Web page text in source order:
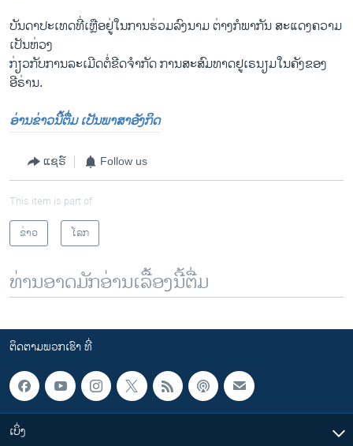
ບັນດາປະເທດທີ່ເຫຼືອຢູ່ໃນການຮ່ວມລົງນາມ ຕ່າງ​ກໍ​ພາ​ກັນ ສະແດງຄວາມ
ເປັນຫ່ວງ
ກ່ຽວກັບການລະເມີດຕໍ່ຂີດຈຳກັດ ການສະສົມທາດຢູເຣນຽມໃນຄັງຂອງ
ອີຣ່ານ.
ອ່ານຂ່າວນີ້ຕື່ມ ເປັນພາສາອັງກິດ
ແຊຣ໌ Follow us
This item is part of
ຂ່າວ
ໂລກ
ທ່ານອາດມັກອ່ານເລື້ອງນີ້ຕື່ມ
ຕິດຕາມພວກເຮົາ ທີ່
ເບິ່ງ